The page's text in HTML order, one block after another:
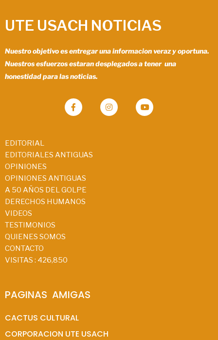
UTE USACH NOTICIAS
Nuestro objetivo es entregar una informacion veraz y oportuna.
Nuestros esfuerzos estaran desplegados a tener una
honestidad para las noticias.
EDITORIAL
EDITORIALES ANTIGUAS
OPINIONES
OPINIONES ANTIGUAS
A 50 AÑOS DEL GOLPE
DERECHOS HUMANOS
VIDEOS
TESTIMONIOS
QUIENES SOMOS
CONTACTO
VISITAS : 426,850
PAGINAS  AMIGAS
CACTUS CULTURAL
CORPORACION UTE USACH